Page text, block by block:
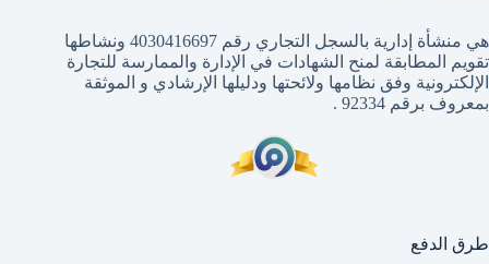
هي منشأة إدارية بالسجل التجاري رقم 4030416697 ونشاطها
تقويم المطابقة لمنح الشهادات في الإدارة والممارسة للتجارة
الإلكترونية وفق نظامها ولائحتها ودليلها الإرشادي و الموثقة
بمعروف برقم 92334 .
طرق الدفع